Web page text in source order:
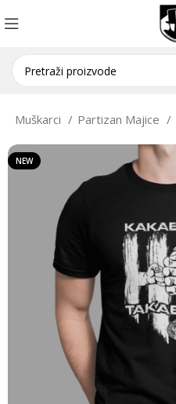
Muškarci Partizan Majice
NEW